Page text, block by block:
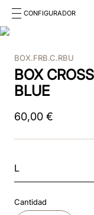
CONFIGURADOR
Cosa stai cercando?
1. kep
2 nova
3.chromo 2 0
BOX.FRB.C.RBU
BOX
BLUE
60,00 €
L
Cantidad